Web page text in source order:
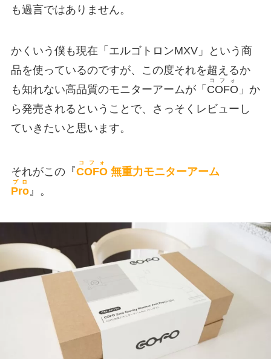
も過言ではありません。
かくいう僕も現在「エルゴトロンMXV」という商
品を使っているのですが、この度それを超えるか
も知れない高品質のモニターアームが「 COFO
コフォ
」か
ら発売されるということで、さっそくレビューし
ていきたいと思います。
それがこの『COFO
コフォ
無重力モニターアーム
Pro
プロ
』。